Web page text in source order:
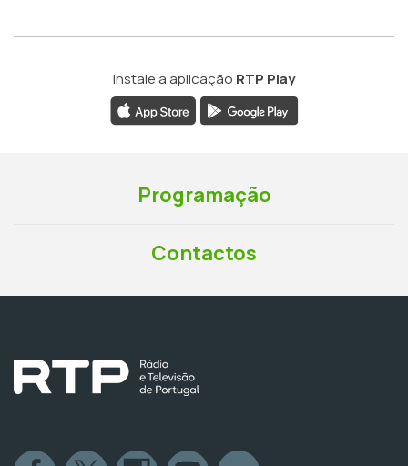
Instale a aplicação RTP Play
Programação
Contactos